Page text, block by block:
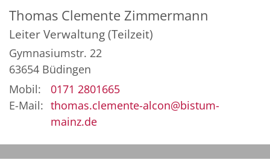
Thomas Clemente Zimmermann
Leiter Verwaltung (Teilzeit)
Gymnasiumstr. 22
63654 Büdingen
Mobil:
0171 2801665
E-Mail: thomas.clemente-alcon@bistum-
mainz.de